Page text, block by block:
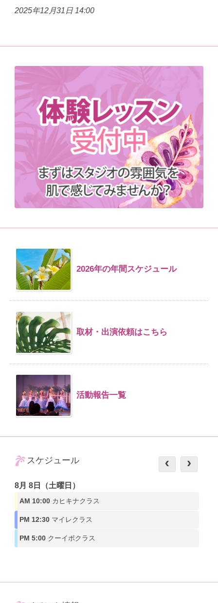
2025年12月31日 14:00
2026年の年間スケジュール
取材・出演依頼はこちら
活動報告一覧
スケジュール
8月 8日（土曜日）
AM 10:00 カヒキナクラス
PM 12:30 マイレクラス
PM 5:00 クーイポクラス